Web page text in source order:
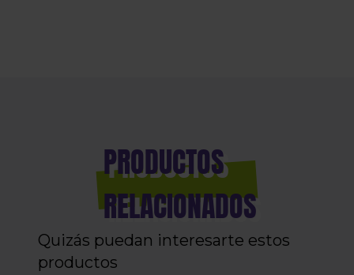
PRODUCTOS
RELACIONADOS
Quizás puedan interesarte estos
productos